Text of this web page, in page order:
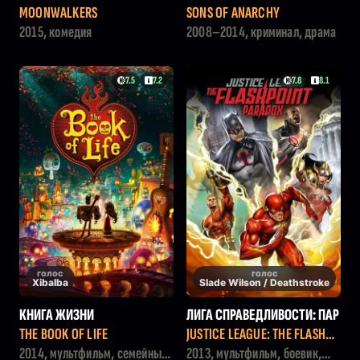
MOONWALKERS
2015, комедия
SONS OF ANARCHY
2008–2014, криминал, драма
7.5 7.2
голос
Xibalba
КНИГА ЖИЗНИ
THE BOOK OF LIFE
2014, мультфильм, семейный,
7.8 8.1
голос
Slade Wilson / Deathstroke
ЛИГА СПРАВЕДЛИВОСТИ: ПАР
АДОКС ИСТОЧНИКА КОНФЛИ
КТА
JUSTICE LEAGUE: THE FLASHPO
INT PARADOX
2013, мультфильм, боевик,